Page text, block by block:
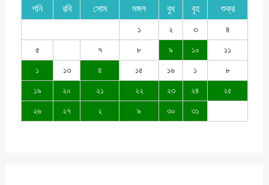
শনি রবি সোম মঙ্গল বুধ বৃহ শুক্র
১ ২ ৩ ৪
৫ ৭ ৮ ৯ ১০ ১১
১ ১৩ ৪ ১৫ ১৬ ১ ৮
১৯ ২০ ২১ ২২ ২৩ ২৪ ২৫
২৬ ২৭ ২ ৯ ৩০ ৩১